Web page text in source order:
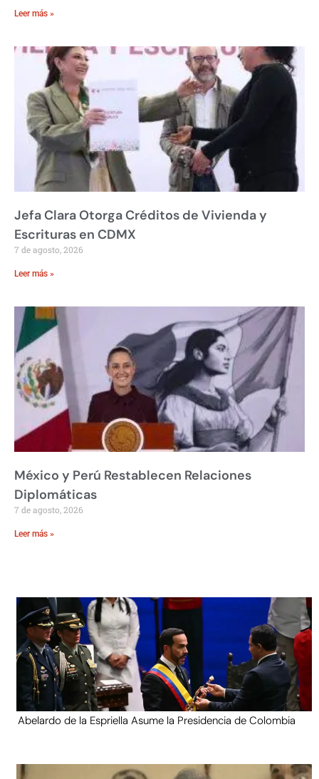
Leer más »
Jefa Clara Otorga Créditos de Vivienda y
Escrituras en CDMX
7 de agosto, 2026
Leer más »
México y Perú Restablecen Relaciones
Diplomáticas
7 de agosto, 2026
Leer más »
Abelardo de la Espriella Asume la Presidencia de Colombia